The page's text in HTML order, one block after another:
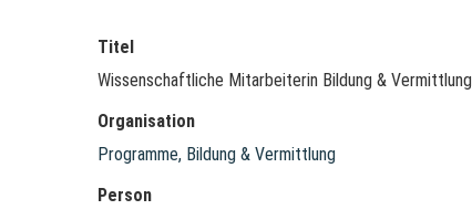
Titel
Wissenschaftliche Mitarbeiterin Bildung & Vermittlung
Organisation
Programme, Bildung & Vermittlung
Person